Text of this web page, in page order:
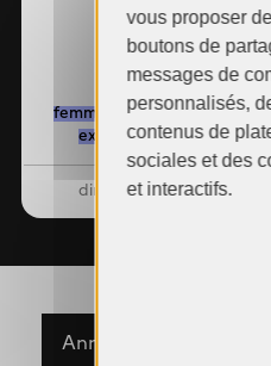
femmes photographes
exposées : 4 / 8
dirigeante : 0 / 1
Année 2024
vous proposer
boutons de
messages de
personnalisés,
contenus de
sociales et des
et interactifs.